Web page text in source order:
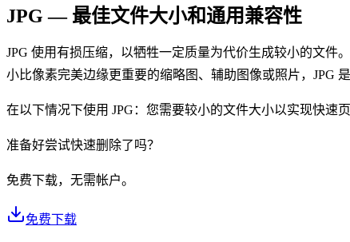
JPG — 最佳文件大小和通用兼容性
JPG 使用有损压缩，以牺牲一定质量为代价生成较小的文件
小比像素完美边缘更重要的缩略图、辅助图像或照片，JPG 是
在以下情况下使用 JPG：您需要较小的文件大小以实现快速
准备好尝试快速删除了吗？
免费下载，无需帐户。
免费下载